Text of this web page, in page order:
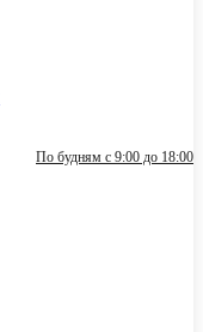
По будням с 9:00 до 18:00